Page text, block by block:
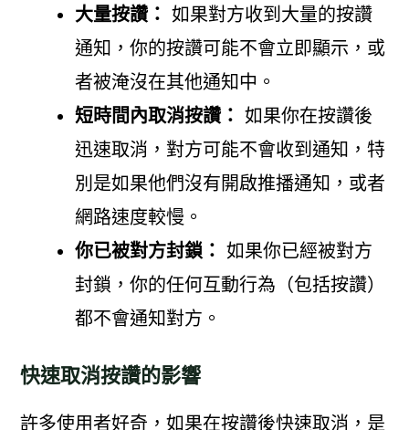
大量按讚： 如果對方收到大量的按讚
通知，你的按讚可能不會立即顯示，或
者被淹沒在其他通知中。
短時間內取消按讚： 如果你在按讚後
迅速取消，對方可能不會收到通知，特
別是如果他們沒有開啟推播通知，或者
網路速度較慢。
你已被對方封鎖： 如果你已經被對方
封鎖，你的任何互動行為（包括按讚）
都不會通知對方。
快速取消按讚的影響
許多使用者好奇，如果在按讚後快速取消，是